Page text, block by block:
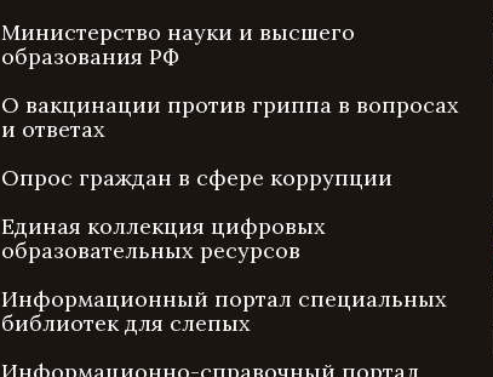
Министерство науки и высшего
образования РФ
О вакцинации против гриппа в вопросах
и ответах
Опрос граждан в сфере коррупции
Единая коллекция цифровых
образовательных ресурсов
Информационный портал специальных
библиотек для слепых